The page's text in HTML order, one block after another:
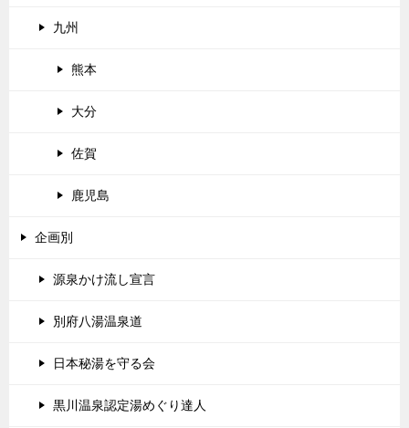
九州
熊本
大分
佐賀
鹿児島
企画別
源泉かけ流し宣言
別府八湯温泉道
日本秘湯を守る会
黒川温泉認定湯めぐり達人